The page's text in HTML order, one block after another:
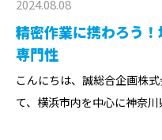
2024.08.08
精密作業に携わろう
専門性
こんにちは、誠総合企画株
て、横浜市内を中心に神奈